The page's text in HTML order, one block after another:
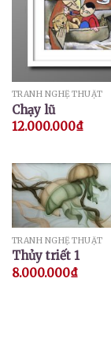
TRANH NGHỆ THUẬT
Chạy lũ
12.000.000₫
TRANH NGHỆ THUẬT
Thủy triết 1
8.000.000₫